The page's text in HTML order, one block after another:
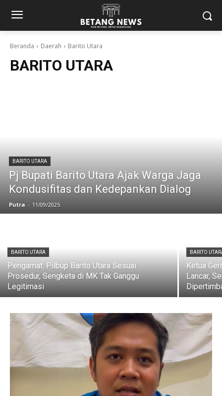
Beranda Daerah Barito Utara
BARITO UTARA
BARITO UTARA
Pj Bupati Barito Utara Ajak Warga Jaga
Kondusifitas dan Kedepankan Dialog
Putra - 11/09/2025
BARITO UTARA
Pengamat: Pilbup Barito Utara Sesuai
Prosedur, Sengketa di MK Tak Ganggu
Legitimasi
BARITO
Ketua
Lancar,